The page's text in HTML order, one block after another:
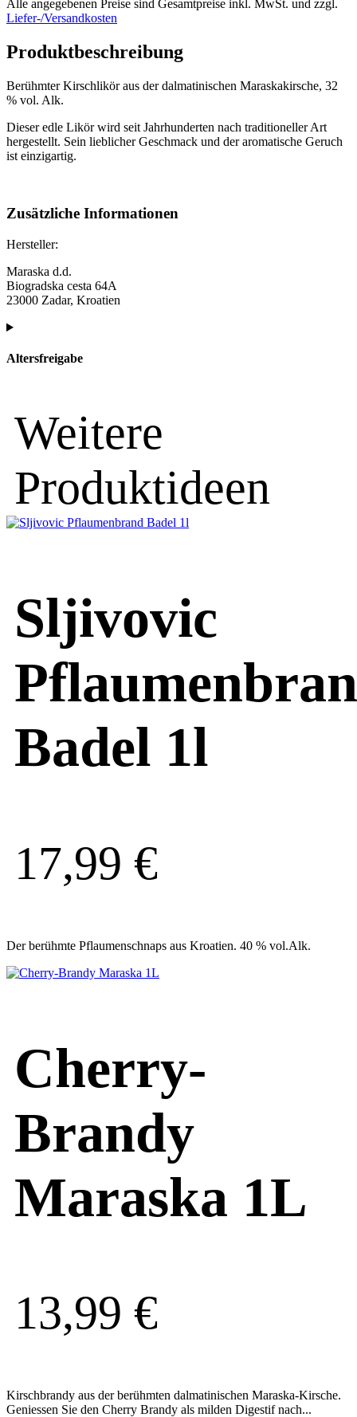
Alle angegebenen Preise sind Gesamtpreise inkl. MwSt. und zzgl.
Liefer-/Versandkosten
Produktbeschreibung
Berühmter Kirschlikör aus der dalmatinischen Maraskakirsche, 32
% vol. Alk.
Dieser edle Likör wird seit Jahrhunderten nach traditioneller Art
hergestellt. Sein lieblicher Geschmack und der aromatische Geruch
ist einzigartig.
Zusätzliche Informationen
Hersteller:
Maraska d.d.
Biogradska cesta 64A
23000 Zadar, Kroatien
Altersfreigabe
Weitere
Produktideen
Sljivovic
Badel 1l
17,99 €
Der berühmte Pflaumenschnaps aus Kroatien. 40 % vol.Alk.
Cherry-
Brandy
Maraska 1L
13,99 €
Kirschbrandy aus der berühmten dalmatinischen Maraska-Kirsche.
Geniessen Sie den Cherry Brandy als milden Digestif nach...